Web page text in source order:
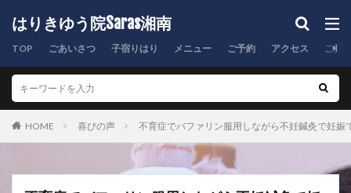
はりきゆう院Saras湘南
TOP ごあいさつ 子宿りはり メニュー ご予約 アクセス ご質
HOME 喜びの声 不育症でバファリン服用しながら不妊鍼灸で妊娠